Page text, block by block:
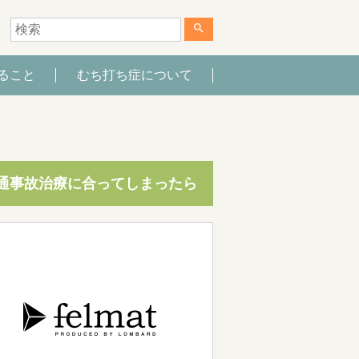
search
こと むち打ち症について
事故治療に合ってしまったら